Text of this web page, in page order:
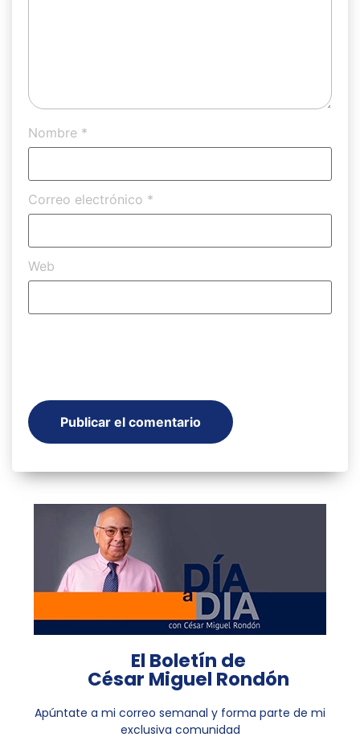
Nombre *
Correo electrónico *
Web
El Boletín de
César Miguel Rondón
Apúntate a mi correo semanal y forma parte de mi
exclusiva comunidad